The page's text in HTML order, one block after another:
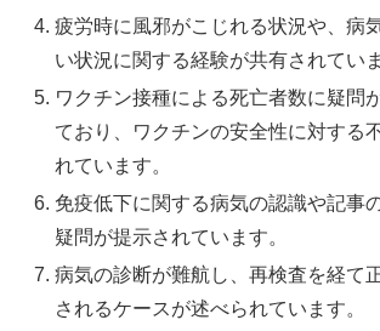
疲労時に風邪がこじれる状況や、病
い状況に関する経験が共有されていま
ワクチン接種による死亡者数に疑問
ており、ワクチンの安全性に対する
れています。
免疫低下に関する病気の認識や記事
疑問が提示されています。
病気の診断が難航し、再検査を経て
されるケースが述べられています。